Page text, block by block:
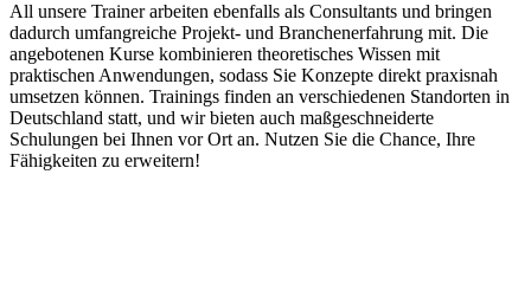
All unsere Trainer arbeiten ebenfalls als Consultants und bringen
dadurch umfangreiche Projekt- und Branchenerfahrung mit. Die
angebotenen Kurse kombinieren theoretisches Wissen mit
praktischen Anwendungen, sodass Sie Konzepte direkt praxisnah
umsetzen können. Trainings finden an verschiedenen Standorten in
Deutschland statt, und wir bieten auch maßgeschneiderte
Schulungen bei Ihnen vor Ort an. Nutzen Sie die Chance, Ihre
Fähigkeiten zu erweitern!